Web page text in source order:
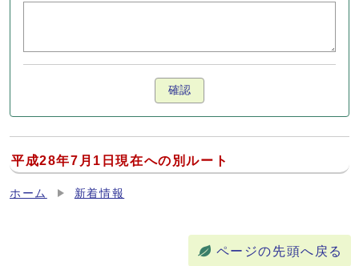
確認
平成28年7月1日現在への別ルート
ホーム 新着情報
ページの先頭へ戻る